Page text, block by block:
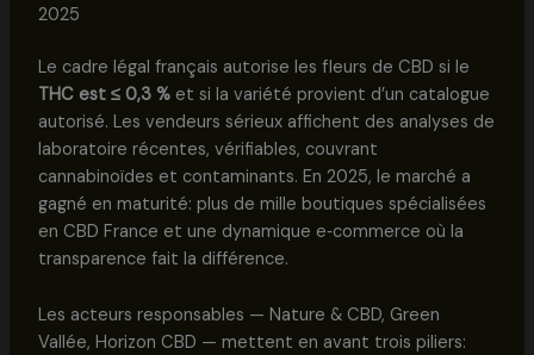
2025
Le cadre légal français autorise les fleurs de CBD si le
THC est ≤ 0,3 %et si la variété provient d’un catalogue
autorisé. Les vendeurs sérieux affichent des analyses de
laboratoire récentes, vérifiables, couvrant
cannabinoïdes et contaminants. En 2025, le marché a
gagné en maturité: plus de mille boutiques spécialisées
en CBD France et une dynamique e‑commerce où la
transparence fait la différence.
Les acteurs responsables — Nature & CBD, Green
Vallée, Horizon CBD — mettent en avant trois piliers: